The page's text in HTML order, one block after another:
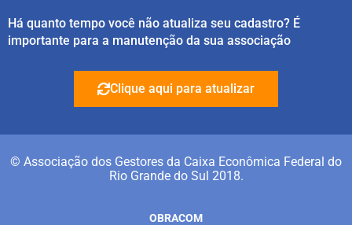
Há quanto tempo você não atualiza seu cadastro? É
importante para a manutenção da sua associação
Clique aqui para atualizar
© Associação dos Gestores da Caixa Econômica Federal do
Rio Grande do Sul 2018.
OBRACOM